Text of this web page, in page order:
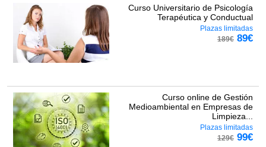
Curso Universitario de Psicología
Terapéutica y Conductual
Plazas limitadas
189€ 89€
Curso online de Gestión
Medioambiental en Empresas de
Limpieza...
Plazas limitadas
129€ 99€